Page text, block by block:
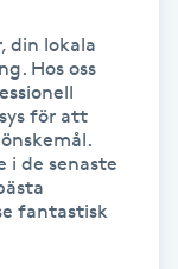
din lokala
Hos oss
för att
i de senaste
fantastisk